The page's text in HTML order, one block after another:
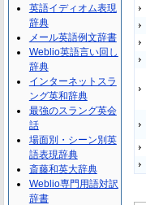
英語イディオム表現
辞典
メール英語例文辞書
Weblio英語言い回し
辞典
インターネットスラ
ング英和辞典
最強のスラング英会
話
場面別・シーン別英
語表現辞典
斎藤和英大辞典
Weblio専門用語対訳
辞書